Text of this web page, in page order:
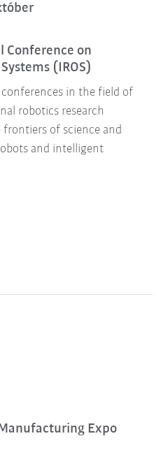
Conference on
(IROS)
conferences in the field of
robotics research
of science and
and intelligent
Expo